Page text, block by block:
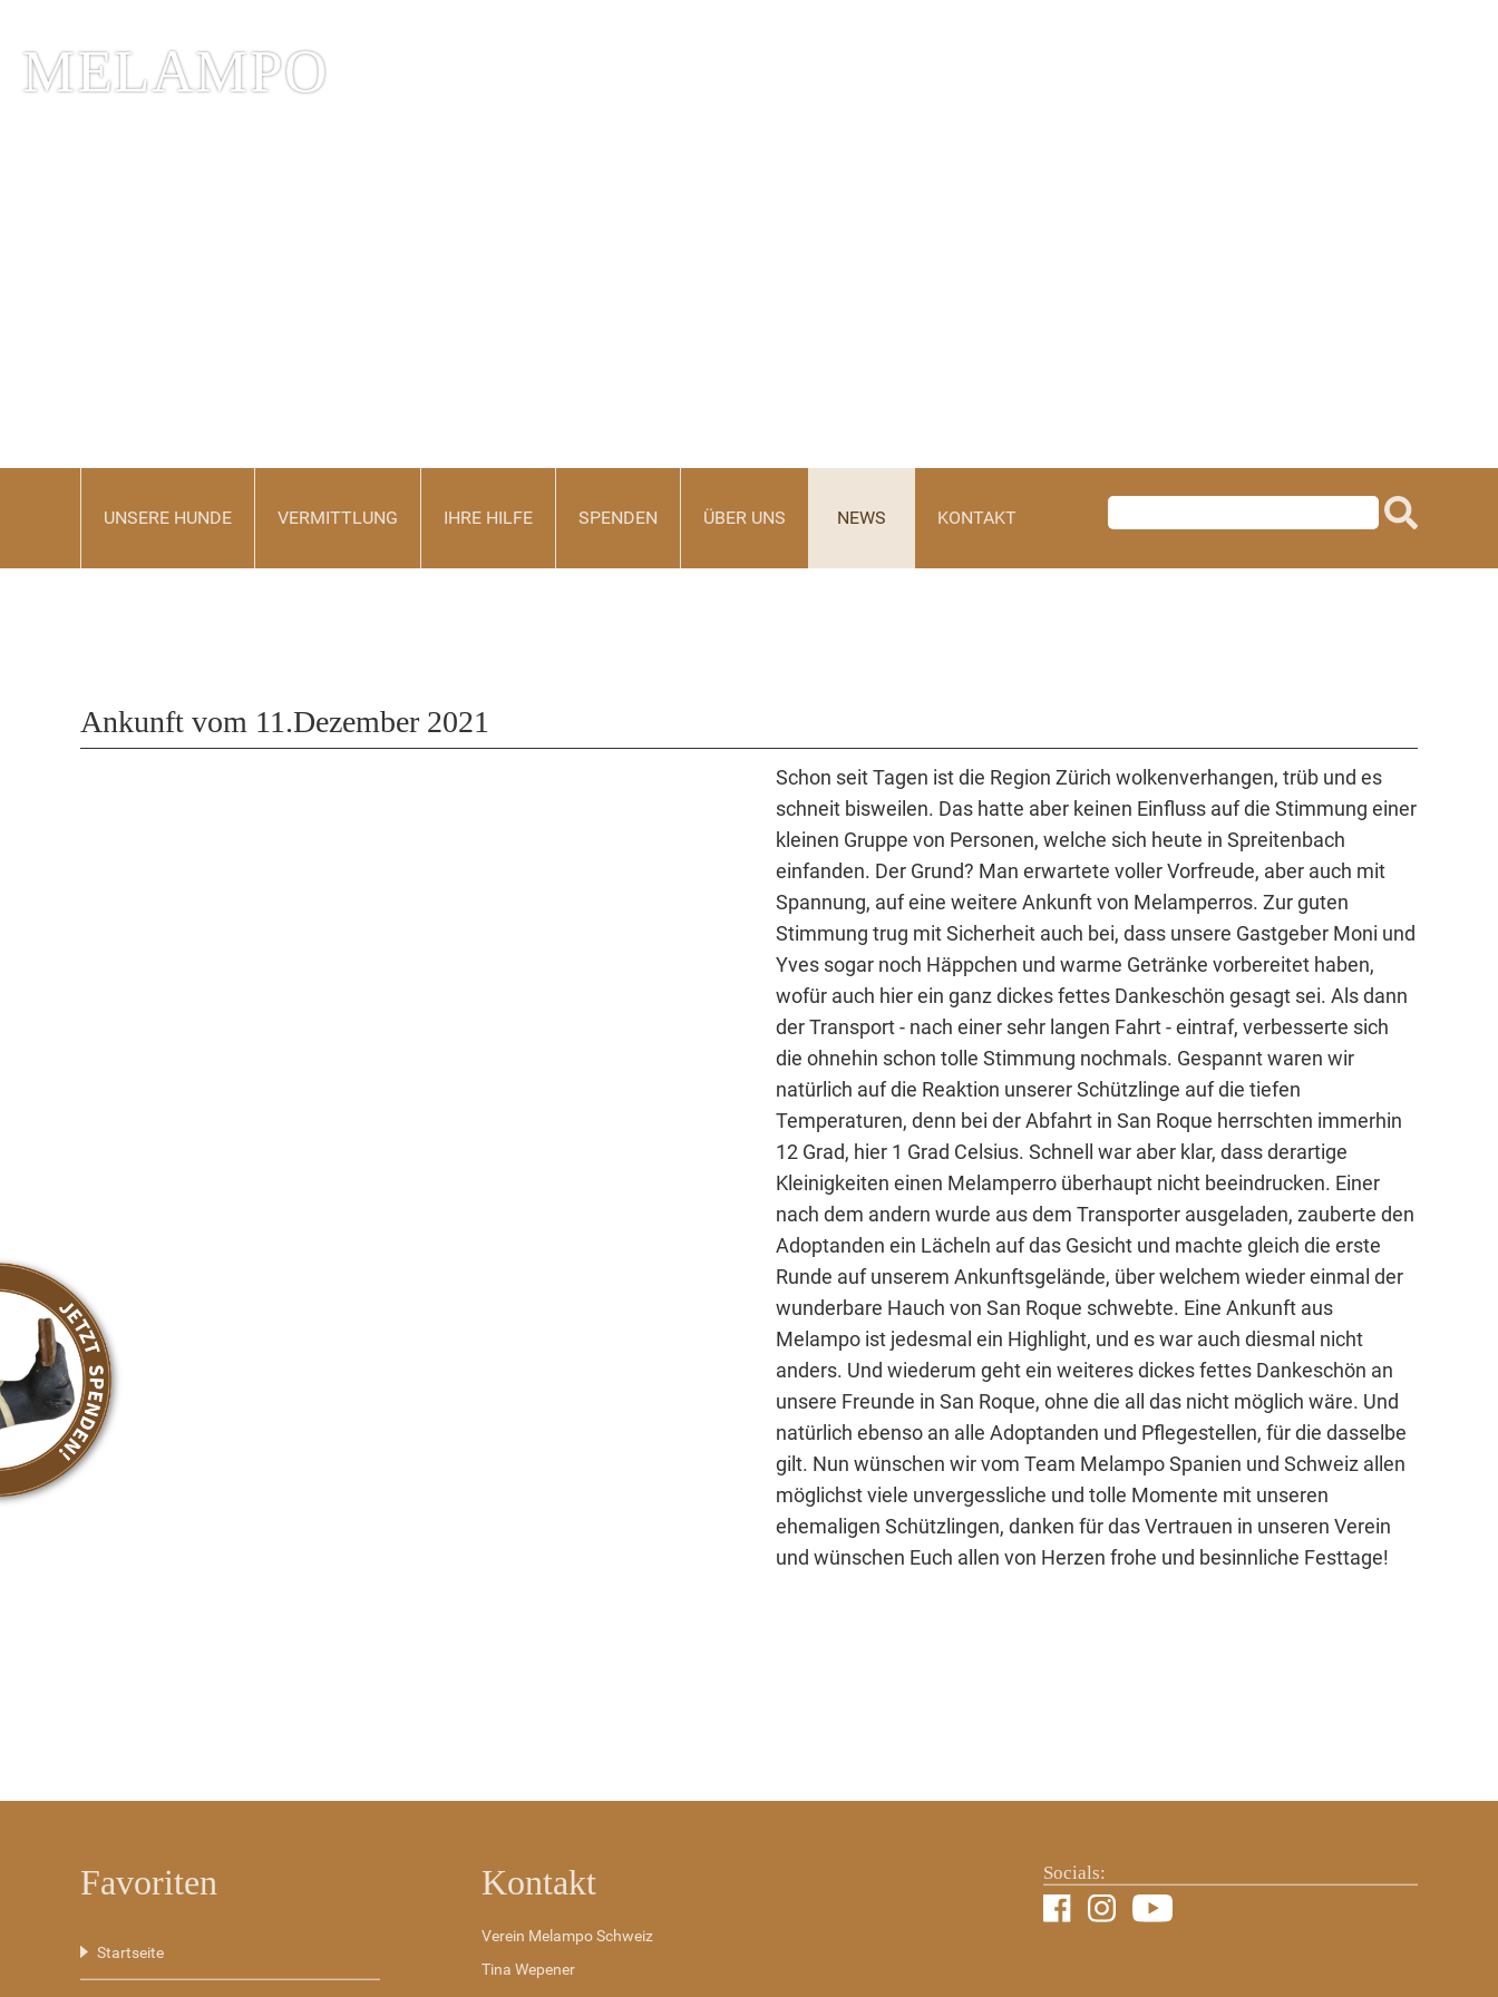
MELAMPO
Navigation
UNSERE HUNDE VERMITTLUNG IHRE HILFE SPENDEN ÜBER UNS NEWS KONTAKT
Suchen
Ankunft vom 11.Dezember 2021
Schon seit Tagen ist die Region Zürich wolkenverhangen, trüb und es
schneit bisweilen. Das hatte aber keinen Einfluss auf die Stimmung einer
kleinen Gruppe von Personen, welche sich heute in Spreitenbach
einfanden. Der Grund? Man erwartete voller Vorfreude, aber auch mit
Spannung, auf eine weitere Ankunft von Melamperros. Zur guten
Stimmung trug mit Sicherheit auch bei, dass unsere Gastgeber Moni und
Yves sogar noch Häppchen und warme Getränke vorbereitet haben,
wofür auch hier ein ganz dickes fettes Dankeschön gesagt sei. Als dann
der Transport - nach einer sehr langen Fahrt - eintraf, verbesserte sich
die ohnehin schon tolle Stimmung nochmals. Gespannt waren wir
natürlich auf die Reaktion unserer Schützlinge auf die tiefen
Temperaturen, denn bei der Abfahrt in San Roque herrschten immerhin
12 Grad, hier 1 Grad Celsius. Schnell war aber klar, dass derartige
Kleinigkeiten einen Melamperro überhaupt nicht beeindrucken. Einer
nach dem andern wurde aus dem Transporter ausgeladen, zauberte den
Adoptanden ein Lächeln auf das Gesicht und machte gleich die erste
Runde auf unserem Ankunftsgelände, über welchem wieder einmal der
wunderbare Hauch von San Roque schwebte. Eine Ankunft aus
Melampo ist jedesmal ein Highlight, und es war auch diesmal nicht
anders. Und wiederum geht ein weiteres dickes fettes Dankeschön an
unsere Freunde in San Roque, ohne die all das nicht möglich wäre. Und
natürlich ebenso an alle Adoptanden und Pflegestellen, für die dasselbe
gilt. Nun wünschen wir vom Team Melampo Spanien und Schweiz allen
möglichst viele unvergessliche und tolle Momente mit unseren
ehemaligen Schützlingen, danken für das Vertrauen in unseren Verein
und wünschen Euch allen von Herzen frohe und besinnliche Festtage!
Favoriten
Startseite
Kontakt
Verein Melampo Schweiz
Tina Wepener
Socials: